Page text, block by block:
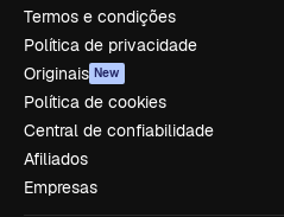
Termos e condições
Política de privacidade
Originais New
Política de cookies
Central de confiabilidade
Afiliados
Empresas